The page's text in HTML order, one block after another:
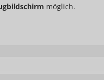
möglich.